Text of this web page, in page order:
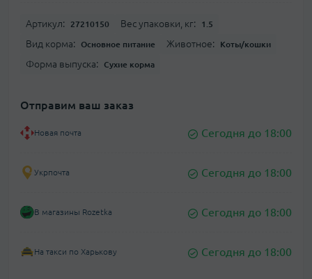
Артикул: 27210150 Вес упаковки, кг: 1.5
Вид корма: Основное питание Животное: Коты/кошки
Форма выпуска: Сухие корма
Отправим ваш заказ
Новая почта Сегодня до 18:00
Укрпочта Сегодня до 18:00
В магазины Rozetka Сегодня до 18:00
На такси по Харькову Сегодня до 18:00